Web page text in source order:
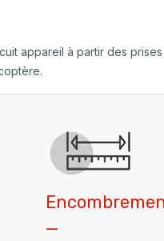
appareil à partir des
_